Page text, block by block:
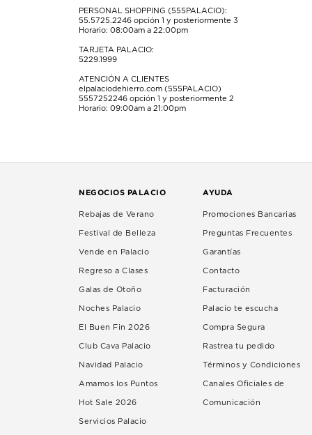
PERSONAL SHOPPING (555PALACIO):
55.5725.2246 opción 1 y posteriormente 3
Horario: 08:00am a 22:00pm
TARJETA PALACIO:
5229.1999
ATENCIÓN A CLIENTES
elpalaciodehierro.com (555PALACIO)
5557252246 opción 1 y posteriormente 2
Horario: 09:00am a 21:00pm
NEGOCIOS PALACIO
Rebajas de Verano
Festival de Belleza
Vende en Palacio
Regreso a Clases
Galas de Otoño
Noches Palacio
El Buen Fin 2026
Club Cava Palacio
Navidad Palacio
Amamos los Puntos
Hot Sale 2026
Servicios Palacio
AYUDA
Promociones Bancarias
Preguntas Frecuentes
Garantías
Contacto
Facturación
Palacio te escucha
Compra Segura
Rastrea tu pedido
Términos y Condiciones
Canales Oficiales de
Comunicación